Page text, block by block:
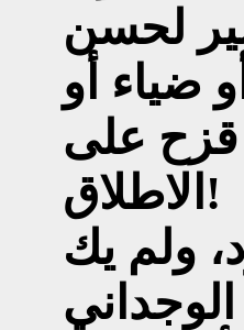
لحسن
ضياء أو
على
الاطلاق!
ولم يك